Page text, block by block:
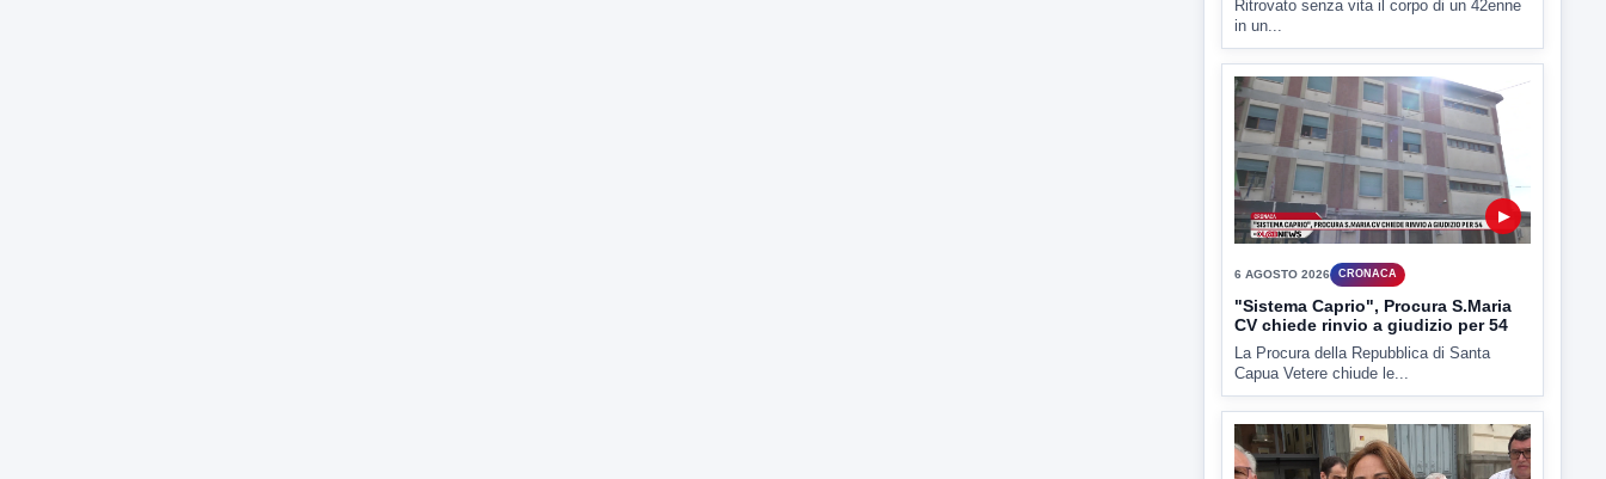
6 AGOSTO 2026 CRONACA
Trovato in casa 42enne in una
pozza di sangue, giallo a viale Italia
Ritrovato senza vita il corpo di un 42enne
in un...
▶